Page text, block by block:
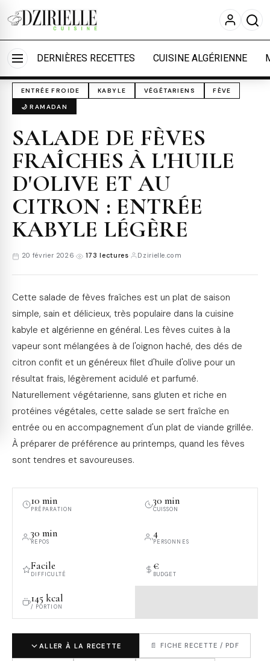
Nous utilisons des cookies pour améliorer votre
expérience et mesurer l'audience.
En savoir plus
Accepter tout
Personnaliser
DERNIÈRES RECETTES CUISINE ALGÉRIENNE
Accueil Cuisine
ENTRÉE FROIDE KABYLE VÉGÉTARIENS FÈVE
🌙 RAMADAN
SALADE DE FÈVES
FRAÎCHES À L'HUILE
D'OLIVE ET AU
CITRON : ENTRÉE
KABYLE LÉGÈRE
20 février 2026 · 173 lectures Dzirielle.com
Cette salade de fèves fraîches est un plat de saison
simple, sain et délicieux, très populaire dans la cuisine
kabyle et algérienne en général. Les fèves cuites à la
vapeur sont mélangées à de l'oignon haché, des dés de
citron confit et un généreux filet d'huile d'olive pour un
résultat frais, légèrement acidulé et parfumé.
Naturellement végétarienne, sans gluten et riche en
protéines végétales, cette salade se sert fraîche en
entrée ou en accompagnement d'un plat de viande grillée.
À préparer de préférence au printemps, quand les fèves
sont tendres et savoureuses.
10 min
PRÉPARATION
30 min
CUISSON
30 min
REPOS
4
PERSONNES
Facile
DIFFICULTÉ
€
BUDGET
145 kcal
/ PORTION
ALLER À LA RECETTE 📄 FICHE RECETTE / PDF